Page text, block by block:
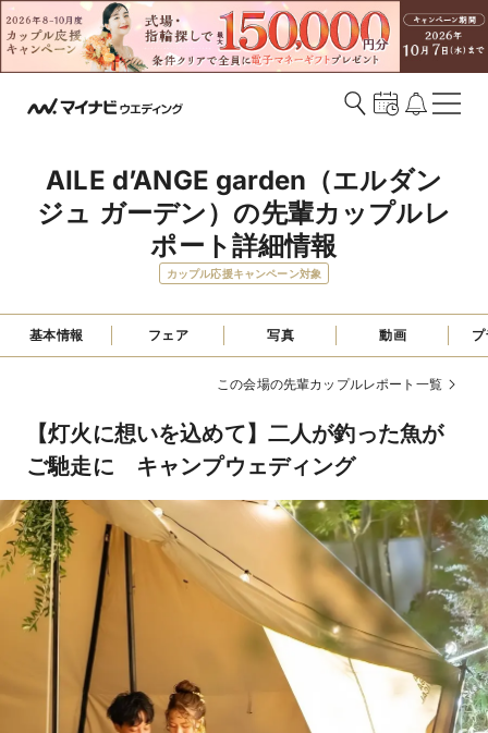
AILE d’ANGE garden（エルダン
ジュ ガーデン）の先輩カップルレ
ポート詳細情報
カップル応援キャンペーン対象
基本情報 フェア 写真 動画
この会場の先輩カップルレポート一覧
【灯火に想いを込めて】二人が釣った魚が
ご馳走に キャンプウェディング